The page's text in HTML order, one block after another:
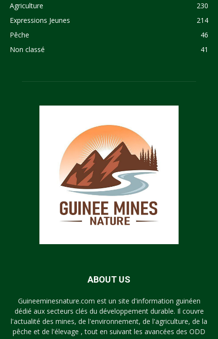
Agriculture
230
Expressions Jeunes
214
Pêche
46
Non classé
41
ABOUT US
Guineeminesnature.com est un site d'information guinéen
dédié aux secteurs clés du développement durable. Il couvre
l'actualité des mines, de l'environnement, de l'agriculture, de la
pêche et de l'élevage , tout en suivant les avancées des ODD